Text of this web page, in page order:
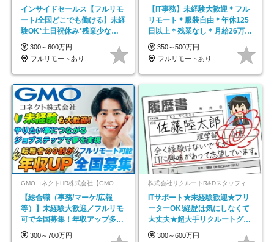
インサイドセールス【フルリモ
ート/全国どこでも働ける】未経
験OK*土日祝休み*残業少なめ*
在宅勤務手当あり
300～600万円
フルリモートあり
【IT事務】未経験大歓迎＊フル
リモート＊服装自由＊年休125
日以上＊残業なし＊月給26万円
以上
350～500万円
フルリモートあり
GMOコネクトHR株式会社【GMOインターネットグループ】
【総合職（事務/マーケ/広報
等）】未経験大歓迎／フルリモ
可で全国募集！年収アップ多数
★年休最大130日★
300～700万円
ITサポート★未経験歓迎★フリ
ーターOK!経歴は気にしなくて
大丈夫★超大手リクルートグル
ープの正社員/sg
300～600万円